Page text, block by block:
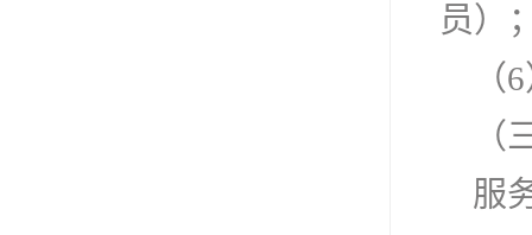
员）
（
服